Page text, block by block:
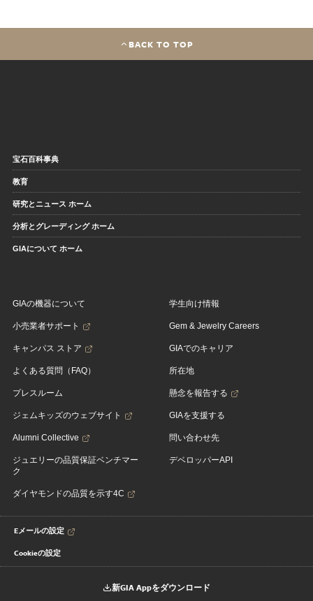
BACK TO TOP
宝石百科事典
教育
研究とニュース ホーム
分析とグレーディング ホーム
GIAについて ホーム
GIAの機器について
小売業者サポート
キャンパス ストア
よくある質問（FAQ）
プレスルーム
ジェムキッズのウェブサイト
Alumni Collective
ジュエリーの品質保証ベンチマー
ク
ダイヤモンドの品質を示す4C
学生向け情報
Gem & Jewelry Careers
GIAでのキャリア
所在地
懸念を報告する
GIAを支援する
問い合わせ先
デベロッパーAPI
Eメールの設定
Cookieの設定
新GIA Appをダウンロード